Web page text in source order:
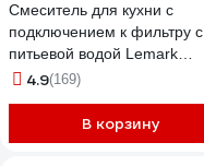
Смеситель для кухни с
подключением к фильтру с
питьевой водой Lemark
Comfort LM3070C
4.9(169)
В корзину